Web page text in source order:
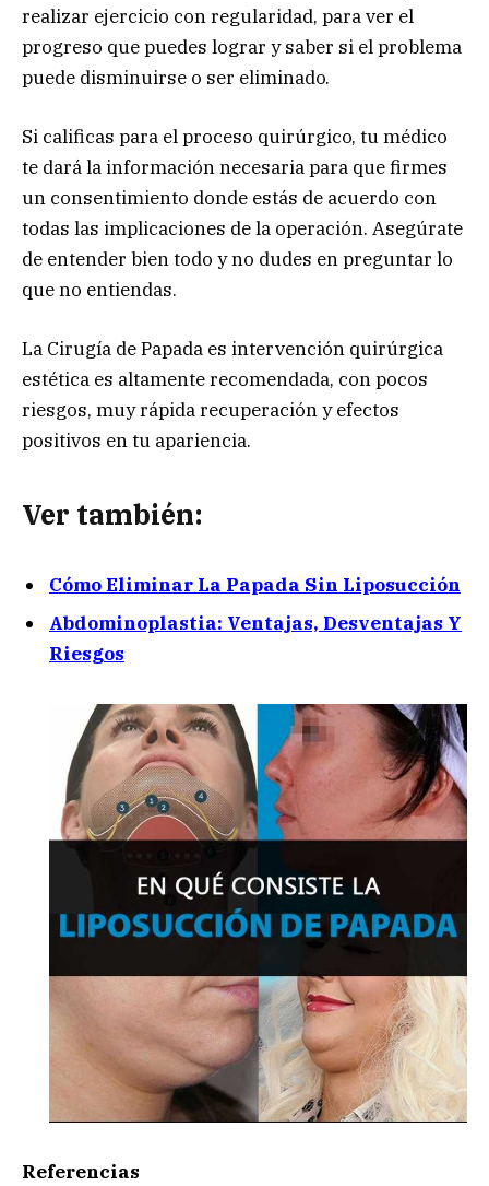
realizar ejercicio con regularidad, para ver el
progreso que puedes lograr y saber si el problema
puede disminuirse o ser eliminado.
Si calificas para el proceso quirúrgico, tu médico
te dará la información necesaria para que firmes
un consentimiento donde estás de acuerdo con
todas las implicaciones de la operación. Asegúrate
de entender bien todo y no dudes en preguntar lo
que no entiendas.
La Cirugía de Papada es intervención quirúrgica
estética es altamente recomendada, con pocos
riesgos, muy rápida recuperación y efectos
positivos en tu apariencia.
Ver también:
Cómo Eliminar La Papada Sin Liposucción
Abdominoplastia: Ventajas, Desventajas Y
Riesgos
Referencias